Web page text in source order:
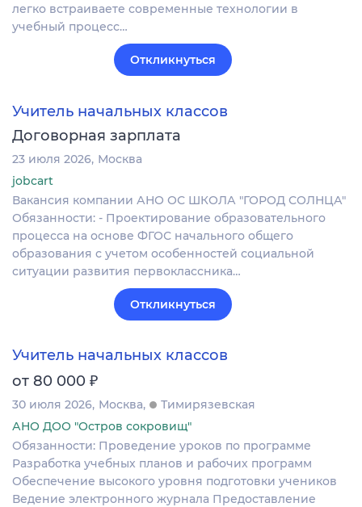
легко встраиваете современные технологии в
учебный процесс…
Откликнуться
Учитель начальных классов
Договорная зарплата
23 июля 2026 Москва
jobcart
Вакансия компании АНО ОС ШКОЛА "ГОРОД СОЛНЦА"
Обязанности: - Проектирование образовательного
процесса на основе ФГОС начального общего
образования с учетом особенностей социальной
ситуации развития первоклассника…
Откликнуться
Учитель начальных классов
от 80 000 ₽
30 июля 2026 Москва
Тимирязевская
АНО ДОО "Остров сокровищ"
Обязанности: Проведение уроков по программе
Разработка учебных планов и рабочих программ
Обеспечение высокого уровня подготовки учеников
Ведение электронного журнала Предоставление